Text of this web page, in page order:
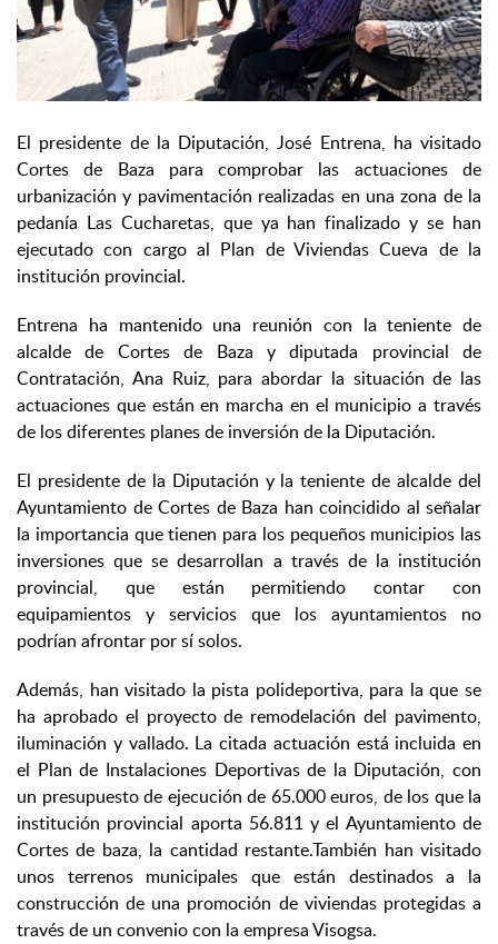
El presidente de la Diputación, José Entrena, ha visitado
Cortes de Baza para comprobar las actuaciones de
urbanización y pavimentación realizadas en una zona de la
pedanía Las Cucharetas, que ya han finalizado y se han
ejecutado con cargo al Plan de Viviendas Cueva de la
institución provincial.
Entrena ha mantenido una reunión con la teniente de
alcalde de Cortes de Baza y diputada provincial de
Contratación, Ana Ruiz, para abordar la situación de las
actuaciones que están en marcha en el municipio a través
de los diferentes planes de inversión de la Diputación.
El presidente de la Diputación y la teniente de alcalde del
Ayuntamiento de Cortes de Baza han coincidido al señalar
la importancia que tienen para los pequeños municipios las
inversiones que se desarrollan a través de la institución
provincial, que están permitiendo contar con
equipamientos y servicios que los ayuntamientos no
podrían afrontar por sí solos.
Además, han visitado la pista polideportiva, para la que se
ha aprobado el proyecto de remodelación del pavimento,
iluminación y vallado. La citada actuación está incluida en
el Plan de Instalaciones Deportivas de la Diputación, con
un presupuesto de ejecución de 65.000 euros, de los que la
institución provincial aporta 56.811 y el Ayuntamiento de
Cortes de baza, la cantidad restante.También han visitado
unos terrenos municipales que están destinados a la
construcción de una promoción de viviendas protegidas a
través de un convenio con la empresa Visogsa.